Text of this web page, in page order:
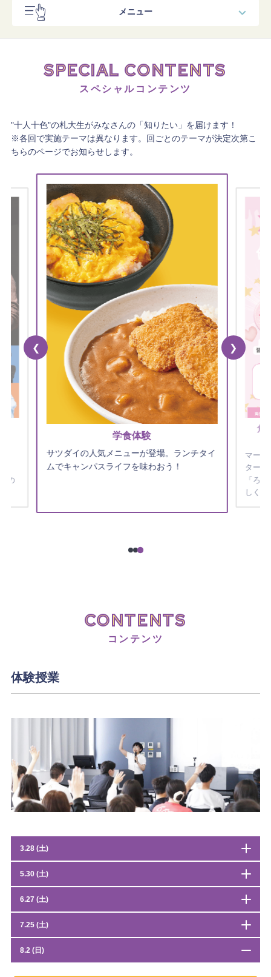
メニュー
コンテンツ
タイムテーブル
交通費補助
送迎バス
アクセス
Q&A
アーカイブ
SPECIAL CONTENTS
スペシャルコンテンツ
"十人十色"の札大生がみなさんの「知りたい」を届けます！
※各回で実施テーマは異なります。回ごとのテーマが決定次第こ
ちらのページでお知らせします。
角田ゼミオリジナルキャラクター
「ろっかくさん」バッチ作成体験
マーケティングを学ぶ角田ゼミ発「キャラク
❮ ❯
CONTENTS
コンテンツ
体験授業
3.28 (土)
5.30 (土)
6.27 (土)
7.25 (土)
8.2 (日)